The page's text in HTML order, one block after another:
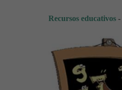
Recursos educativos-